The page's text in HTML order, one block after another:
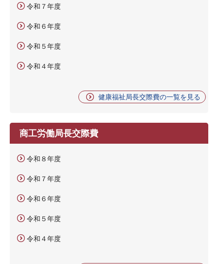
令和７年度
令和６年度
令和５年度
令和４年度
健康福祉局長交際費の一覧を見る
商工労働局長交際費
令和８年度
令和７年度
令和６年度
令和５年度
令和４年度